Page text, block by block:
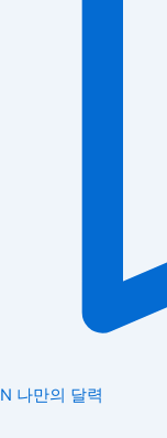
N 나만의 달력